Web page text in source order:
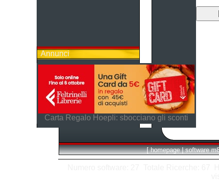
Annunci
Carta Regalo Hoepli: sbocciano gli sconti
[ homepage | software